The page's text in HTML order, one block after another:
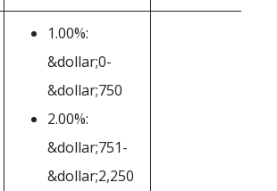
1.00%:
&dollar;0-
&dollar;750
2.00%:
&dollar;751-
&dollar;2,250